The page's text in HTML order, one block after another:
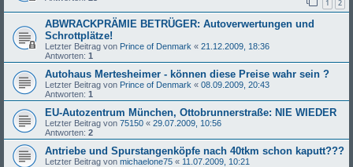
1 2
ABWRACKPRÄMIE BETRÜGER: Autoverwertungen und
Schrottplätze!
Letzter Beitrag von Prince of Denmark « 21.12.2009, 18:36
Antworten: 1
Autohaus Mertesheimer - können diese Preise wahr sein ?
Letzter Beitrag von Prince of Denmark « 08.09.2009, 20:43
Antworten: 1
EU-Autozentrum München, Ottobrunnerstraße: NIE WIEDER
Letzter Beitrag von 75150 « 29.07.2009, 10:56
Antworten: 2
Antriebe und Spurstangenköpfe nach 40tkm schon kaputt???
Letzter Beitrag von michaelone75 « 11.07.2009, 10:21